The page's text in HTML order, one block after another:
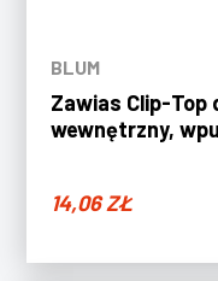
BLUM
Zawias Clip-Top
wewnętrzny,
14,06ZŁ